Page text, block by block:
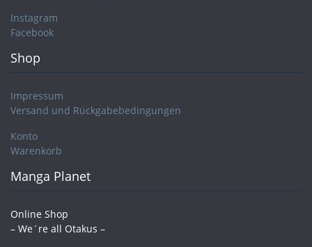
Instagram
Facebook
Shop
Impressum
Versand und Rückgabebedingungen
Konto
Warenkorb
Manga Planet
Online Shop
– We´re all Otakus –